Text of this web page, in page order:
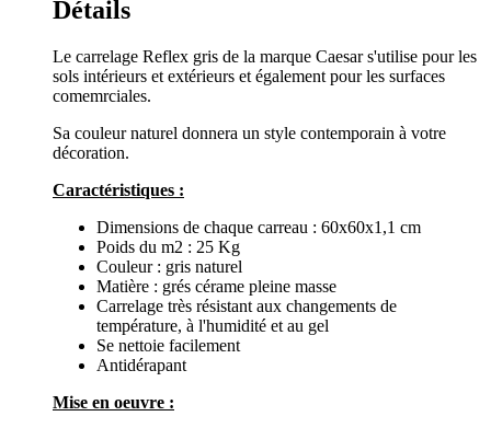
Détails
Le carrelage Reflex gris de la marque Caesar s'utilise pour les
sols intérieurs et extérieurs et également pour les surfaces
comemrciales.
Sa couleur naturel donnera un style contemporain à votre
décoration.
Caractéristiques :
Dimensions de chaque carreau : 60x60x1,1 cm
Poids du m2 : 25 Kg
Couleur : gris naturel
Matière : grés cérame pleine masse
Carrelage très résistant aux changements de
température, à l'humidité et au gel
Se nettoie facilement
Antidérapant
Mise en oeuvre :